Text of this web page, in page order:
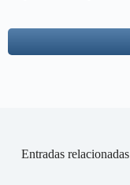
Entradas relacionadas